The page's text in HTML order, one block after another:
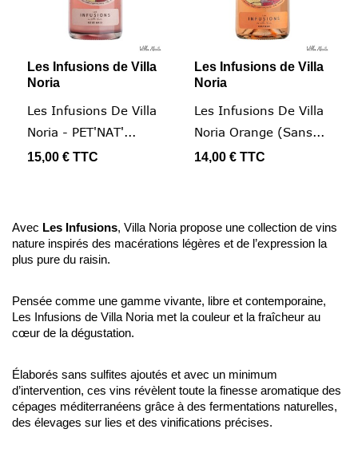
Les Infusions de Villa
Noria
Les Infusions De Villa
Noria - PET'NAT'...
15,00 € TTC
Les Infusions de Villa
Noria
Les Infusions De Villa
Noria Orange (Sans...
14,00 € TTC
Avec Les Infusions, Villa Noria propose une collection de vins
nature inspirés des macérations légères et de l’expression la
plus pure du raisin.
Pensée comme une gamme vivante, libre et contemporaine,
Les Infusions de Villa Noria met la couleur et la fraîcheur au
cœur de la dégustation.
Élaborés sans sulfites ajoutés et avec un minimum
d’intervention, ces vins révèlent toute la finesse aromatique des
cépages méditerranéens grâce à des fermentations naturelles,
des élevages sur lies et des vinifications précises.